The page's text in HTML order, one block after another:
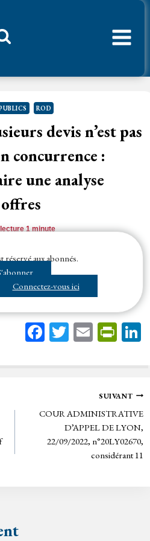
ROD
devis n’est pas
concurrence :
une analyse
1minute
est inférieur à 40 000 € HT, l’
de mise en concurrence...
réservé aux abonnés.
Connectez-vous ici
Fa
bo
T
tt
E
ail
Pr
tF
rie
n
dl
y
SUIVANT
COUR ADMINISTRATIVE
D’APPEL DE LYON,
22/09/2022, n°20LY02670,
considérant 11